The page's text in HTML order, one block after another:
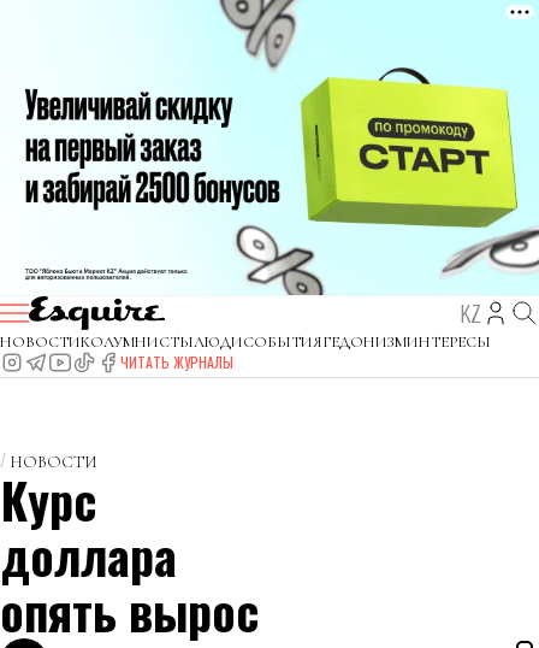
KZ
НОВОСТИКОЛУМНИСТЫЛЮДИСОБЫТИЯГЕДОНИЗМИНТЕРЕСЫ
ЧИТАТЬ ЖУРНАЛЫ
НОВОСТИ
Курс
доллара
опять вырос